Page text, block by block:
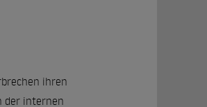
ihren
der internen